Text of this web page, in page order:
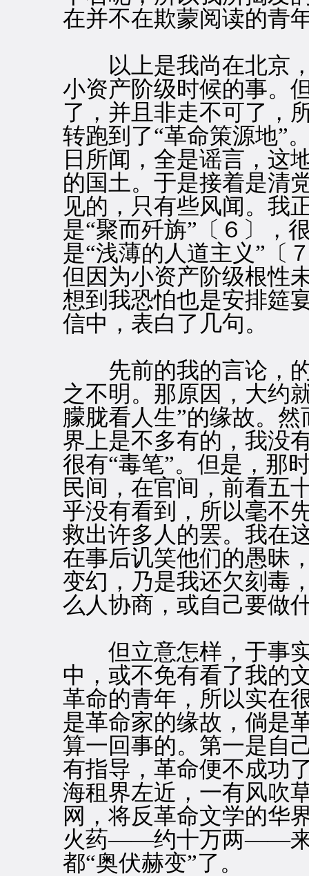
在并不在欺蒙阅读的青
以上是我尚在北京，
小资产阶级时候的事。
了，并且非走不可了，
转跑到了“革命策源地”
日所闻，全是谣言，这
的国土。于是接着是清
见的，只有些风闻。我
是“聚而歼旃”〔６〕，
是“浅薄的人道主义”〔
但因为小资产阶级根性
想到我恐怕也是安排筵
信中，表白了几句。
先前的我的言论，的
之不明。那原因，大约
朦胧看人生”的缘故。
界上是不多有的，我没
很有“毒笔”。但是，那
民间，在官间，前看五
乎没有看到，所以毫不
救出许多人的罢。我在
在事后讥笑他们的愚昧
变幻，乃是我还欠刻毒
么人协商，或自己要做
但立意怎样，于事实
中，或不免有看了我的
革命的青年，所以实在
是革命家的缘故，倘是
算一回事的。第一是自
有指导，革命便不成功
海租界左近，一有风吹
网，将反革命文学的华
火药——约十万两——来
都“奥伏赫变”了。